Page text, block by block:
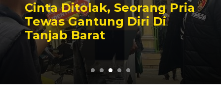
Cinta Ditolak, Seorang Pria
Tewas Gantung Diri Di
Tanjab Barat